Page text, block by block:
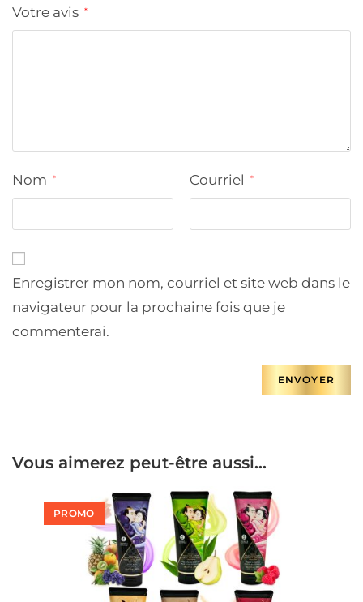
Votre avis *
Nom * Courriel *
Enregistrer mon nom, courriel et site web dans le
navigateur pour la prochaine fois que je
commenterai.
Vous aimerez peut-être aussi…
PROMO